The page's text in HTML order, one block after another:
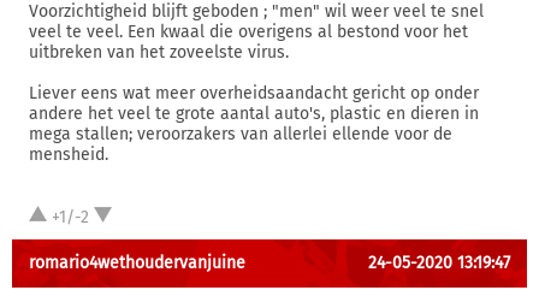
Voorzichtigheid blijft geboden ; "men" wil weer veel te snel
veel te veel. Een kwaal die overigens al bestond voor het
uitbreken van het zoveelste virus.
Liever eens wat meer overheidsaandacht gericht op onder
andere het veel te grote aantal auto's, plastic en dieren in
mega stallen; veroorzakers van allerlei ellende voor de
mensheid.
+1/-2
romario4wethoudervanjuine 24-05-2020 13:19:47